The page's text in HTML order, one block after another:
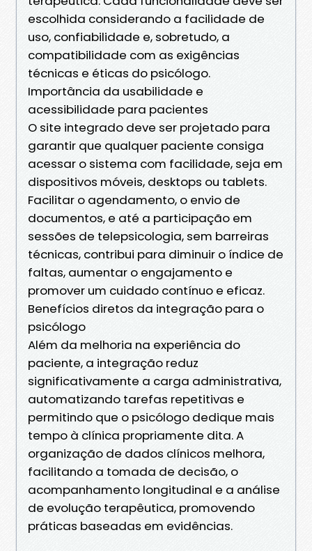
escolhida considerando a facilidade de
uso, confiabilidade e, sobretudo, a
compatibilidade com as exigências
técnicas e éticas do psicólogo.
Importância da usabilidade e
acessibilidade para pacientes
O site integrado deve ser projetado para
garantir que qualquer paciente consiga
acessar o sistema com facilidade, seja em
dispositivos móveis, desktops ou tablets.
Facilitar o agendamento, o envio de
documentos, e até a participação em
sessões de telepsicologia, sem barreiras
técnicas, contribui para diminuir o índice de
faltas, aumentar o engajamento e
promover um cuidado contínuo e eficaz.
Benefícios diretos da integração para o
psicólogo
Além da melhoria na experiência do
paciente, a integração reduz
significativamente a carga administrativa,
automatizando tarefas repetitivas e
permitindo que o psicólogo dedique mais
tempo à clínica propriamente dita. A
organização de dados clínicos melhora,
facilitando a tomada de decisão, o
acompanhamento longitudinal e a análise
de evolução terapêutica, promovendo
práticas baseadas em evidências.